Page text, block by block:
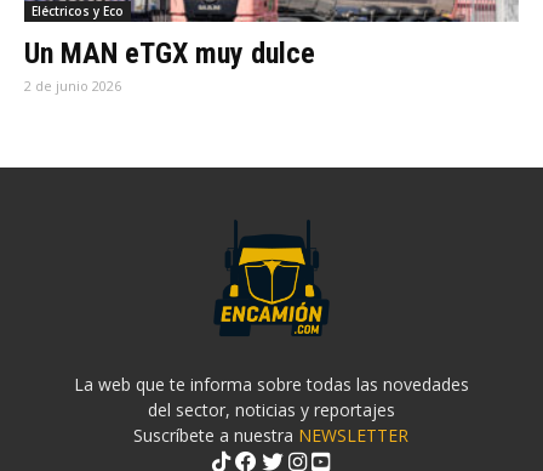
Eléctricos y Eco
Un MAN eTGX muy dulce
2 de junio 2026
La web que te informa sobre todas las novedades
del sector, noticias y reportajes
Suscríbete a nuestra NEWSLETTER